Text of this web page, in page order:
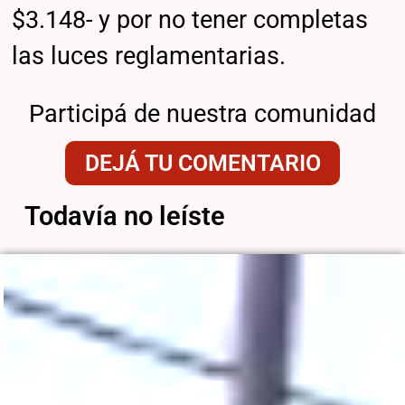
$3.148- y por no tener completas
las luces reglamentarias.
Participá de nuestra comunidad
DEJÁ TU COMENTARIO
Todavía no leíste